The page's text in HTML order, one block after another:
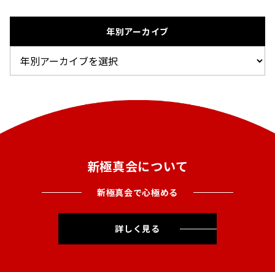
年別アーカイブ
新極真会について
新極真会で心極める
詳しく見る